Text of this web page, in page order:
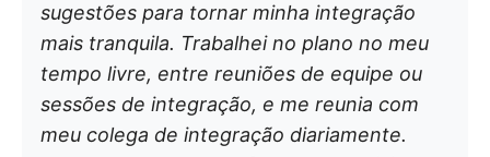
sugestões para tornar minha integração
mais tranquila. Trabalhei no plano no meu
tempo livre, entre reuniões de equipe ou
sessões de integração, e me reunia com
meu colega de integração diariamente.